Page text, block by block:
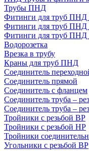
Трубы ПНД
Фитинги для труб ПНД
Фитинги для труб ПНД
Фитинги для труб ПНД
Водорозетка
Врезка в трубу
Краны для труб ПНД
Соединитель
Соединитель прямой
Соединитель с фланцем
Соединитель труба –
Соединитель труба –
Тройники с резьбой ВР
Тройники с резьбой НР
Тройники
Угольники с резьбой ВР